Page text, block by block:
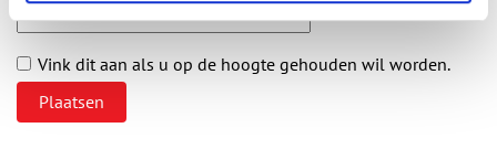
Vink dit aan als u op de hoogte gehouden wil worden.